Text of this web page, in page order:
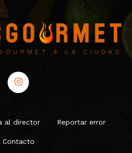
al director Reportar error
Contacto